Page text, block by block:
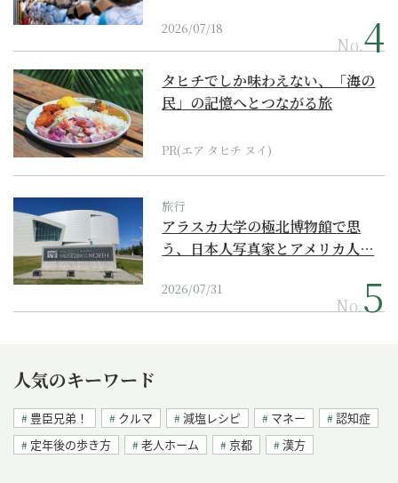
2026/07/18
No.
タヒチでしか味わえない、「海の
民」の記憶へとつながる旅
PR(エア タヒチ ヌイ)
旅行
アラスカ大学の極北博物館で思
う、日本人写真家とアメリカ人…
2026/07/31
No.
人気のキーワード
豊臣兄弟！ クルマ 減塩レシピ マネー
認知症
定年後の歩き方
老人ホーム 京都 漢方